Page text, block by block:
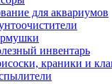
для аквариумов
инвентарь
краники и